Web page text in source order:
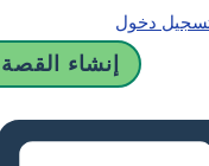
دخول
إنشاء